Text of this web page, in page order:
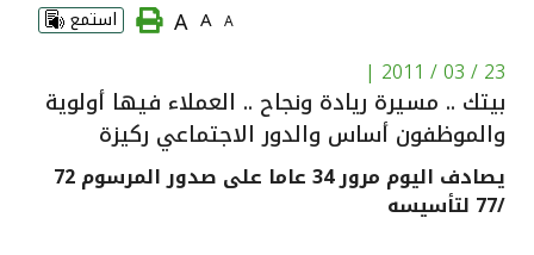
الاستثمار
القنوات المصرفية
A
A
A استمع
23 / 03 / 2011
|
بيتك .. مسيرة ريادة ونجاح .. العملاء فيها أولوية
والموظفون أساس والدور الاجتماعي ركيزة
يصادف اليوم مرور 34 عاما على صدور المرسوم 72
/77 لتأسيسه